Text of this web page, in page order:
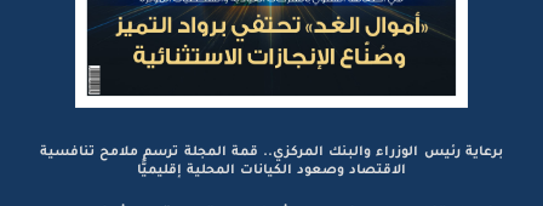
برعاية رئيس الوزراء والبنك المركزي.. قمة المجلة ترسم ملامح تنافسية
الاقتصاد وصعود الكيانات المحلية إقليميًّا